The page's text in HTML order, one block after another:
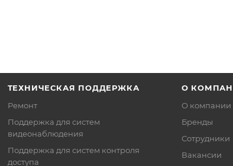
ТЕХНИЧЕСКАЯ ПОДДЕРЖКА
Ремонт
Поддержка для систем
видеонаблюдения
Поддержка для систем контроля
доступа
О
О компании
Бренды
Сотрудники
Вакансии